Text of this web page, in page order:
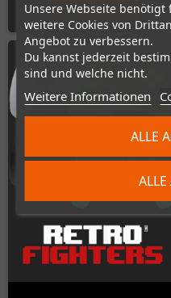
Unsere Webseite benötigt
weitere Cookies von
Angebot zu verbessern.
Du kannst jederzeit
sind und welche nicht.
Weitere Informationen
ALLE
ZUM PRODUKT